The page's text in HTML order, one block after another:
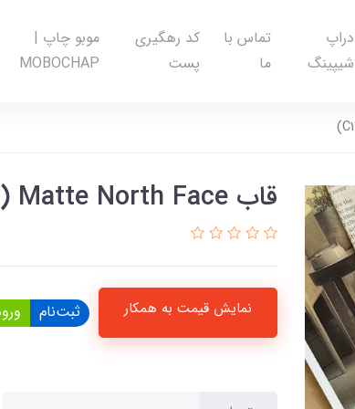
دراپ
شیپینگ
تماس با
ما
کد رهگیری
پست
موبو چاپ |
MOBOCHAP
قاب Matte North Face (کدC1742)
نمایش قیمت به همکار ثبت‌نام